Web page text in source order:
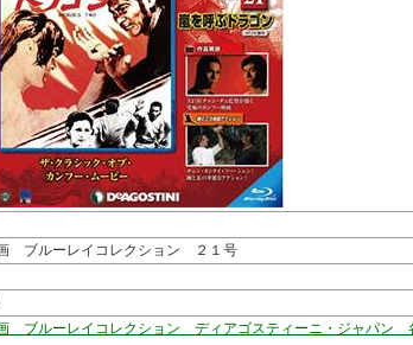
ブルーレイコレクション ２１号
ブルーレイコレクション ディアゴスティーニ・ジャパン